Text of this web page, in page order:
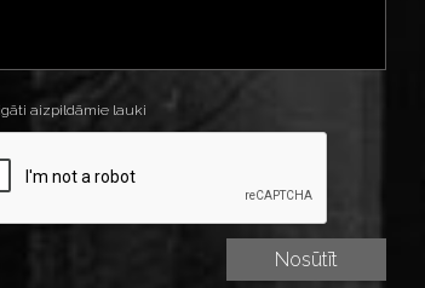
aizpildāmie lauki